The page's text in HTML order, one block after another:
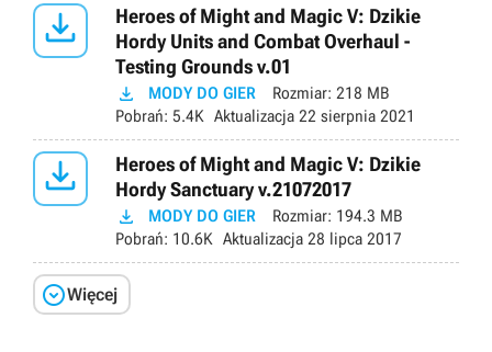

Heroes of Might and Magic V: Dzikie
Hordy Units and Combat Overhaul -
Testing Grounds v.01
 MODY DO GIER Rozmiar: 218 MB
Pobrań: 5.4K Aktualizacja 22 sierpnia 2021

Heroes of Might and Magic V: Dzikie
Hordy Sanctuary v.21072017
 MODY DO GIER Rozmiar: 194.3 MB
Pobrań: 10.6K Aktualizacja 28 lipca 2017
Więcej